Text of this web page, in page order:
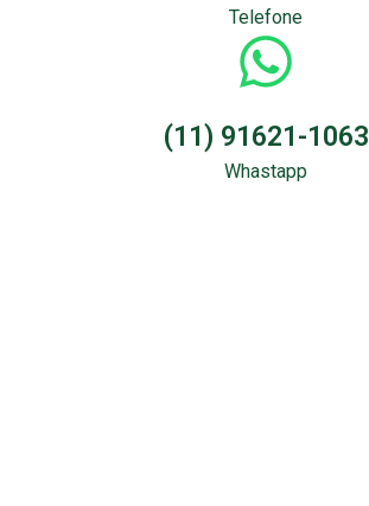
Telefone
(11) 91621-1063
Whastapp